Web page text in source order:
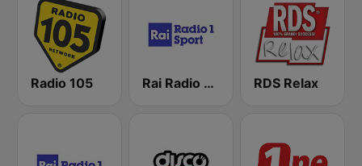
Radio 105 Rai Radio 1 Sport RDS Relax